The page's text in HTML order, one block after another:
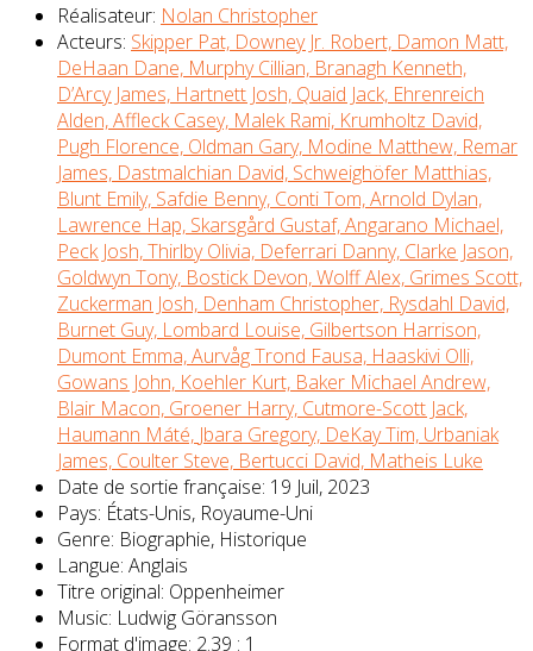
Réalisateur: Nolan Christopher
Acteurs: Skipper Pat, Downey Jr. Robert, Damon Matt,
DeHaan Dane, Murphy Cillian, Branagh Kenneth,
D’Arcy James, Hartnett Josh, Quaid Jack, Ehrenreich
Alden,Affleck Casey, Malek Rami, Krumholtz David,
Pugh Florence, Oldman Gary, Modine Matthew, Remar
James, Dastmalchian David, Schweighöfer Matthias,
Blunt Emily, Safdie Benny, Conti Tom,Arnold Dylan,
Lawrence Hap, Skarsgård Gustaf,Angarano Michael,
Peck Josh,Thirlby Olivia, Deferrari Danny, Clarke Jason,
Goldwyn Tony, Bostick Devon,Wolff Alex, Grimes Scott,
Zuckerman Josh, Denham Christopher, Rysdahl David,
Burnet Guy, Lombard Louise, Gilbertson Harrison,
Dumont Emma,Aurvåg Trond Fausa, Haaskivi Olli,
Gowans John, Koehler Kurt, Baker Michael Andrew,
Blair Macon, Groener Harry, Cutmore-Scott Jack,
Haumann Máté, Jbara Gregory, DeKay Tim, Urbaniak
James, Coulter Steve, Bertucci David, Matheis Luke
Date de sortie française: 19 Juil, 2023
Pays: États-Unis, Royaume-Uni
Genre: Biographie, Historique
Langue: Anglais
Titre original: Oppenheimer
Music: Ludwig Göransson
Format d'image: 2.39 : 1